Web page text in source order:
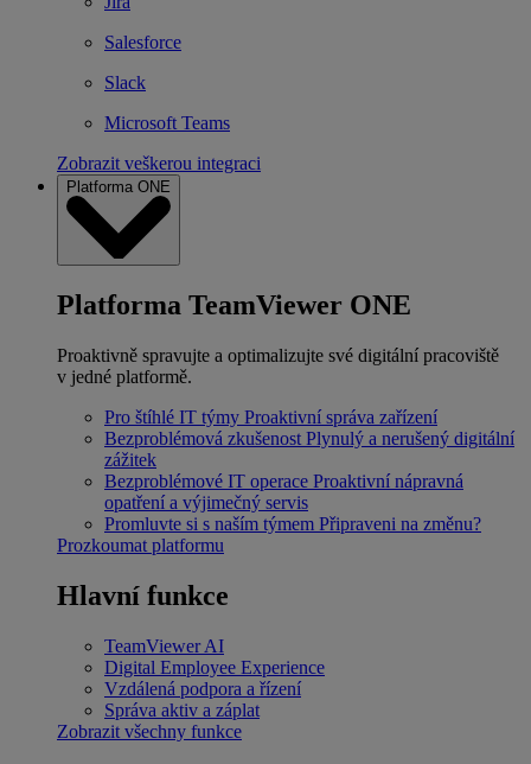
Salesforce
Slack
Microsoft Teams
Zobrazit veškerou integraci
Platforma ONE
Platforma TeamViewer ONE
Proaktivně spravujte a optimalizujte své digitální pracoviště
v jedné platformě.
Pro štíhlé IT týmy Proaktivní správa zařízení
Bezproblémová zkušenost Plynulý a nerušený digitální
zážitek
Bezproblémové IT operace Proaktivní nápravná
opatření a výjimečný servis
Promluvte si s naším týmem Připraveni na změnu?
Prozkoumat platformu
Hlavní funkce
TeamViewer AI
Digital Employee Experience
Vzdálená podpora a řízení
Správa aktiv a záplat
Zobrazit všechny funkce